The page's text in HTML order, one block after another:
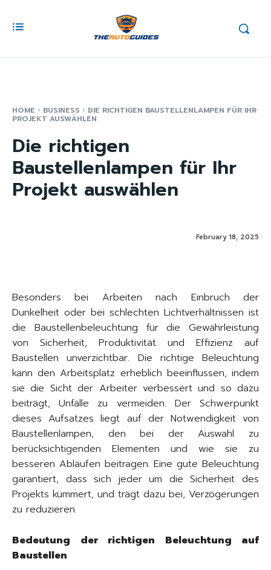
HOME BUSINESS DIE RICHTIGEN BAUSTELLENLAMPEN FÜR IHR
PROJEKT AUSWÄHLEN
Die richtigen
Baustellenlampen für Ihr
Projekt auswählen
February 18, 2025
Besonders bei Arbeiten nach Einbruch der
Dunkelheit oder bei schlechten Lichtverhältnissen ist
die Baustellenbeleuchtung für die Gewährleistung
von Sicherheit, Produktivität und Effizienz auf
Baustellen unverzichtbar. Die richtige Beleuchtung
kann den Arbeitsplatz erheblich beeinflussen, indem
sie die Sicht der Arbeiter verbessert und so dazu
beiträgt, Unfälle zu vermeiden. Der Schwerpunkt
dieses Aufsatzes liegt auf der Notwendigkeit von
Baustellenlampen, den bei der Auswahl zu
berücksichtigenden Elementen und wie sie zu
besseren Abläufen beitragen. Eine gute Beleuchtung
garantiert, dass sich jeder um die Sicherheit des
Projekts kümmert, und trägt dazu bei, Verzögerungen
zu reduzieren.
Bedeutung der richtigen Beleuchtung auf
Baustellen